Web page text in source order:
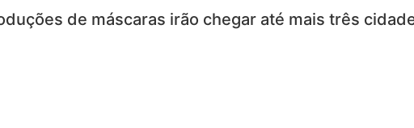
de máscaras irão chegar até mais três